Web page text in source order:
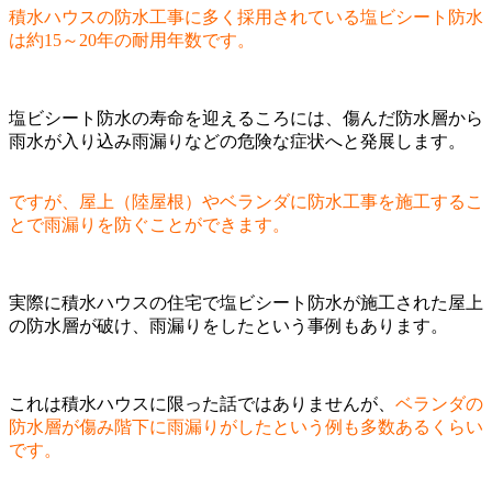
積水ハウスの防水工事に多く採用されている塩ビシート防水
は約15～20年の耐用年数です。
塩ビシート防水の寿命を迎えるころには、傷んだ防水層から
雨水が入り込み雨漏りなどの危険な症状へと発展します。
ですが、屋上（陸屋根）やベランダに防水工事を施工するこ
とで雨漏りを防ぐことができます。
実際に積水ハウスの住宅で塩ビシート防水が施工された屋上
の防水層が破け、雨漏りをしたという事例もあります。
これは積水ハウスに限った話ではありませんが、 ベランダの
防水層が傷み階下に雨漏りがしたという例も多数あるくらい
です。